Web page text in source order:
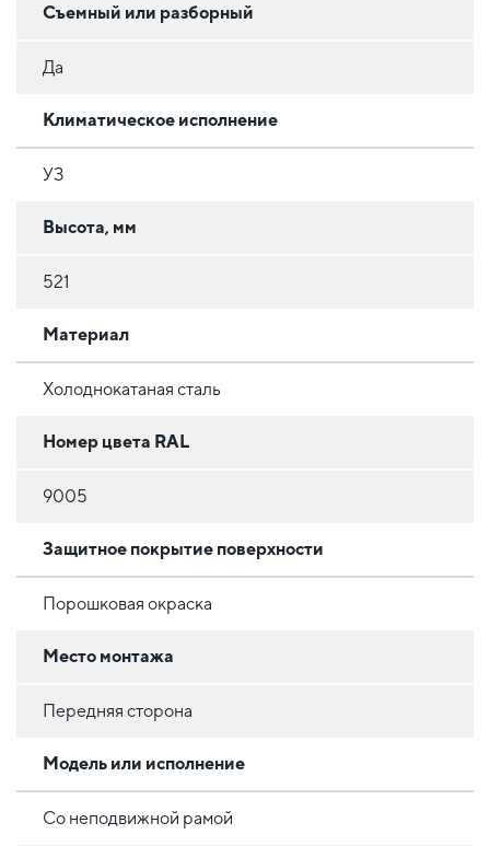
Съемный или разборный
Да
Климатическое исполнение
УЗ
Высота, мм
521
Материал
Холоднокатаная сталь
Номер цвета RAL
9005
Защитное покрытие поверхности
Порошковая окраска
Место монтажа
Передняя сторона
Модель или исполнение
Со неподвижной рамой